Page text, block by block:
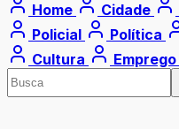
Home Cidade
Policial
Política
Cultura
Emprego